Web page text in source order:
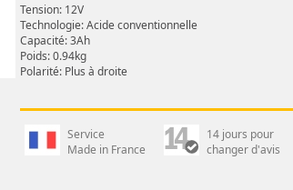
Tension: 12V
Technologie: Acide conventionnelle
Capacité: 3Ah
Poids: 0.94kg
Polarité: Plus à droite
Service
Made in France
14 jours pour
changer d'avis